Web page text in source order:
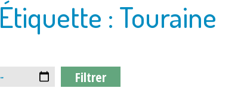
Étiquette : Touraine